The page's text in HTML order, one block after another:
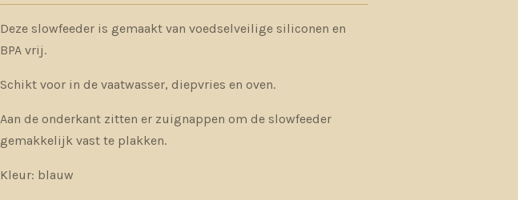
Deze slowfeeder is gemaakt van voedselveilige siliconen en
BPA vrij.
Schikt voor in de vaatwasser, diepvries en oven.
Aan de onderkant zitten er zuignappen om de slowfeeder
gemakkelijk vast te plakken.
Kleur: blauw